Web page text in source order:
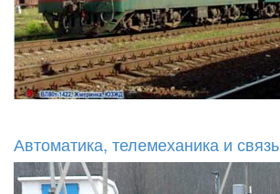
Автоматика, телемеханика и связь